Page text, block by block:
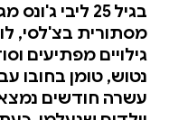
בגיל 25 ליבי
מסתורית בצ'לסי,
גילויים מפתיעים
נטוש, טומן בחובו
עשרה חודשים